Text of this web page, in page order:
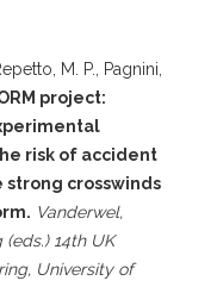
M. P., Pagnini,
project:
risk of accident
strong crosswinds
Vanderwel,
(eds.) 14th UK
University of